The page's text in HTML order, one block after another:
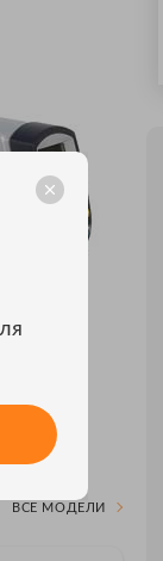
ВСЕ МОДЕЛИ